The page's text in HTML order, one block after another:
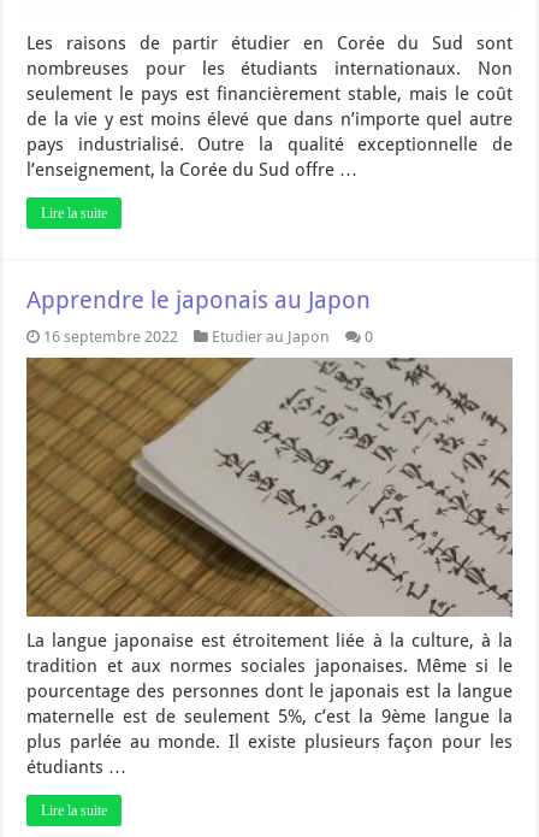
Les raisons de partir étudier en Corée du Sud sont
nombreuses pour les étudiants internationaux. Non
seulement le pays est financièrement stable, mais le coût
de la vie y est moins élevé que dans n’importe quel autre
pays industrialisé. Outre la qualité exceptionnelle de
l’enseignement, la Corée du Sud offre …
Lire la suite
Apprendre le japonais au Japon
16 septembre 2022 Etudier au Japon 0
La langue japonaise est étroitement liée à la culture, à la
tradition et aux normes sociales japonaises. Même si le
pourcentage des personnes dont le japonais est la langue
maternelle est de seulement 5%, c’est la 9ème langue la
plus parlée au monde. Il existe plusieurs façon pour les
étudiants …
Lire la suite